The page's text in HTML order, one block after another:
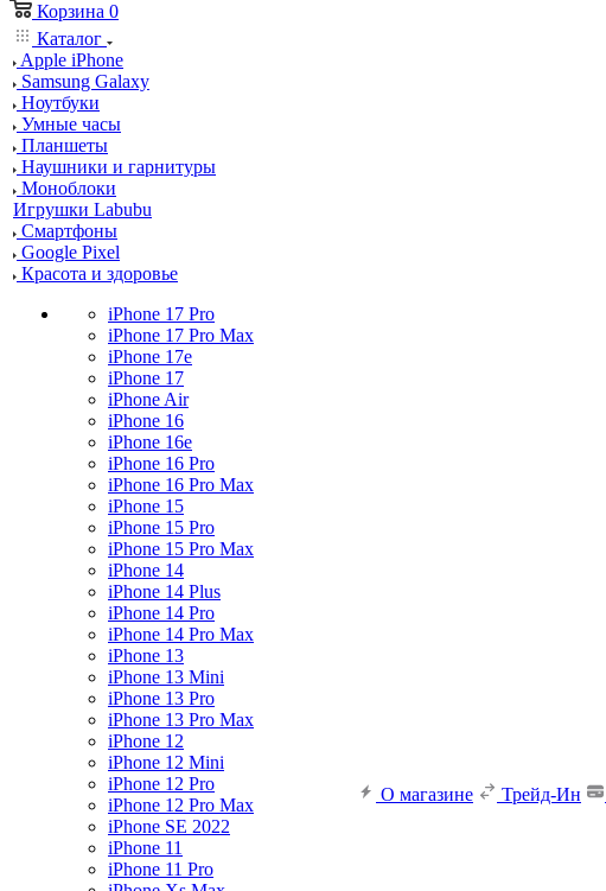
Корзина 0
Каталог
Apple iPhone
Samsung Galaxy
Ноутбуки
Умные часы
Планшеты
Наушники и гарнитуры
Моноблоки
Игрушки Labubu
Смартфоны
Google Pixel
Красота и здоровье
iPhone 17 Pro
iPhone 17 Pro Max
iPhone 17e
iPhone 17
iPhone Air
iPhone 16
iPhone 16e
iPhone 16 Pro
iPhone 16 Pro Max
iPhone 15
iPhone 15 Pro
iPhone 15 Pro Max
iPhone 14
iPhone 14 Plus
iPhone 14 Pro
iPhone 14 Pro Max
iPhone 13
iPhone 13 Mini
iPhone 13 Pro
iPhone 13 Pro Max
iPhone 12
iPhone 12 Mini
iPhone 12 Pro
iPhone 12 Pro Max
iPhone SE 2022
iPhone 11
iPhone 11 Pro
О магазине Трейд-Ин